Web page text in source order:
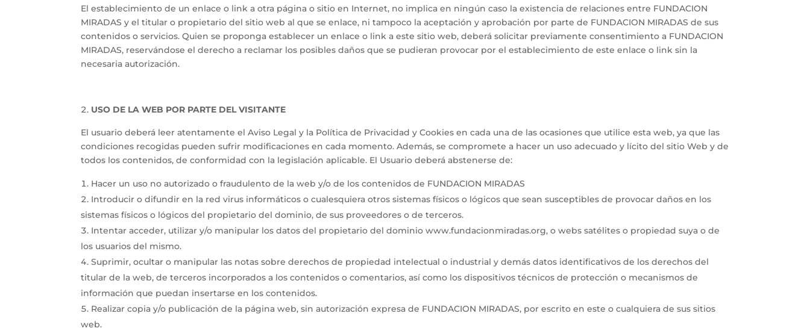
El establecimiento de un enlace o link a otra página o sitio en Internet, no implica en ningún caso la existencia de relaciones entre FUNDACION
MIRADAS y el titular o propietario del sitio web al que se enlace, ni tampoco la aceptación y aprobación por parte de FUNDACION MIRADAS de sus
contenidos o servicios. Quien se proponga establecer un enlace o link a este sitio web, deberá solicitar previamente consentimiento a FUNDACION
MIRADAS, reservándose el derecho a reclamar los posibles daños que se pudieran provocar por el establecimiento de este enlace o link sin la
necesaria autorización.
USO DE LA WEB POR PARTE DEL VISITANTE
El usuario deberá leer atentamente el Aviso Legal y la Política de Privacidad y Cookies en cada una de las ocasiones que utilice esta web, ya que las
condiciones recogidas pueden sufrir modificaciones en cada momento. Además, se compromete a hacer un uso adecuado y lícito del sitio Web y de
todos los contenidos, de conformidad con la legislación aplicable. El Usuario deberá abstenerse de:
Hacer un uso no autorizado o fraudulento de la web y/o de los contenidos de FUNDACION MIRADAS
Introducir o difundir en la red virus informáticos o cualesquiera otros sistemas físicos o lógicos que sean susceptibles de provocar daños en los
sistemas físicos o lógicos del propietario del dominio, de sus proveedores o de terceros.
Intentar acceder, utilizar y/o manipular los datos del propietario del dominio www.fundacionmiradas.org, o webs satélites o propiedad suya o de
los usuarios del mismo.
Suprimir, ocultar o manipular las notas sobre derechos de propiedad intelectual o industrial y demás datos identificativos de los derechos del
titular de la web, de terceros incorporados a los contenidos o comentarios, así como los dispositivos técnicos de protección o mecanismos de
información que puedan insertarse en los contenidos.
Realizar copia y/o publicación de la página web, sin autorización expresa de FUNDACION MIRADAS, por escrito en este o cualquiera de sus sitios
web.